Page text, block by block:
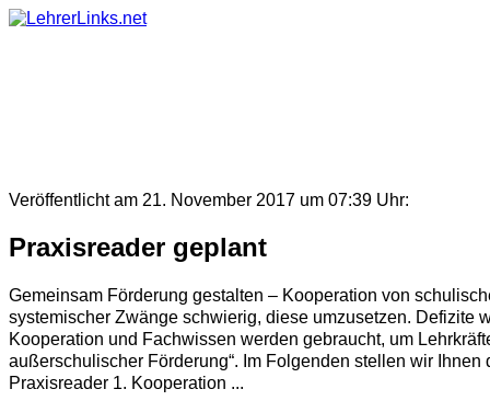
Skip
Veröffentlicht am 21. November 2017 um 07:39 Uhr:
Praxisreader geplant
Gemeinsam Förderung gestalten – Kooperation von
systemischer Zwänge schwierig, diese umzusetzen. Defizite
Kooperation und Fachwissen werden gebraucht, um
außerschulischer Förderung“. Im Folgenden stellen wir
Praxisreader 1. Kooperation ...